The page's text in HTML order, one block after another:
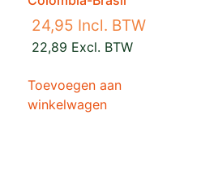
24,95 Incl. BTW
22,89 Excl. BTW
Toevoegen aan
winkelwagen